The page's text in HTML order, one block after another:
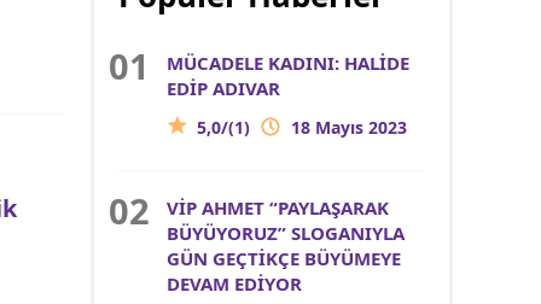
MÜCADELE KADINI: HALİDE
EDİP ADIVAR
5,0/(1) 18 Mayıs 2023
VİP AHMET “PAYLAŞARAK
BÜYÜYORUZ” SLOGANIYLA
GÜN GEÇTİKÇE BÜYÜMEYE
DEVAM EDİYOR